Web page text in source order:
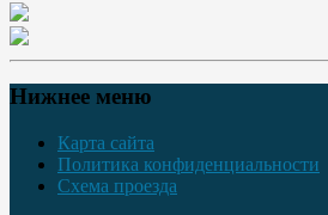
Нижнее меню
Карта сайта
Политика конфиденциальности
Схема проезда